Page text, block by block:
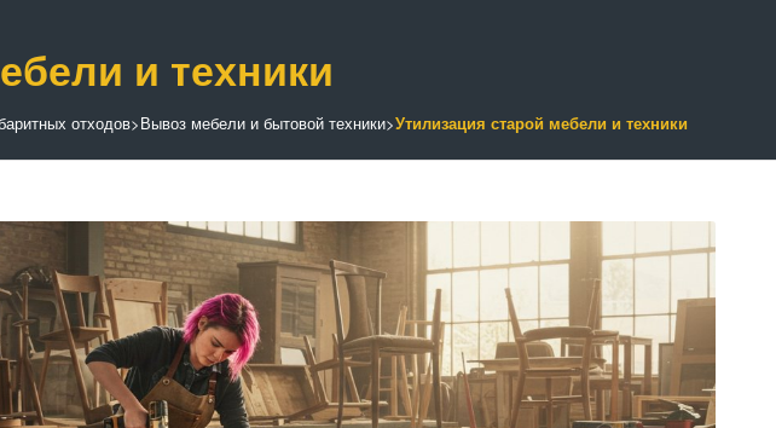
и техники
отходов>Вывоз мебели и бытовой техники>Утилизация старой мебели и техники